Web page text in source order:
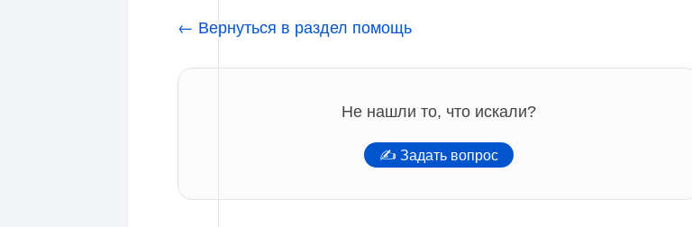
← Вернуться в раздел помощь
Не нашли то, что искали?
✍ Задать вопрос